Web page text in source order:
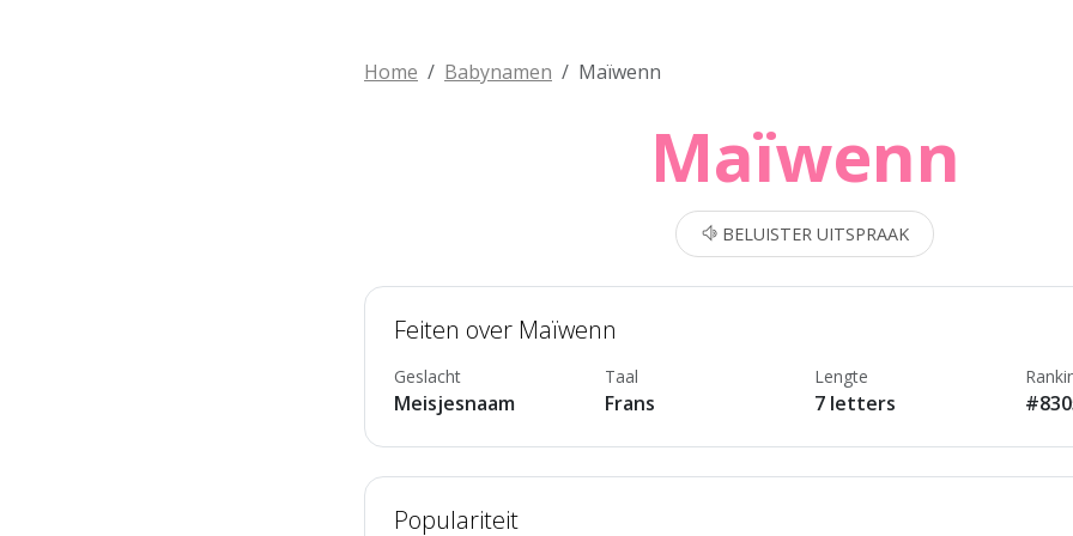
Home Babynamen Maïwenn
Maïwenn
BELUISTER UITSPRAAK
Feiten over Maïwenn
Geslacht
Meisjesnaam
Taal
Frans
Lengte
7 letters
Populariteit